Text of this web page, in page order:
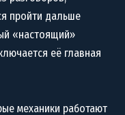
пройти дальше
«настоящий»
её главная
механики работают